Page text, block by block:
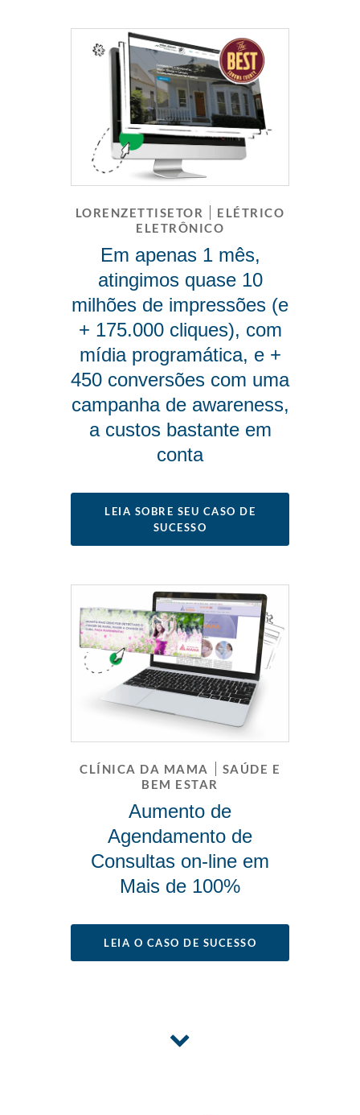
LORENZETTISETOR
ELÉTRICO
ELETRÔNICO
Em apenas 1 mês,
atingimos quase 10
milhões de impressões (e
+ 175.000 cliques), com
mídia programática, e +
450 conversões com uma
campanha de awareness,
a custos bastante em
conta
LEIA SOBRE SEU CASO DE
SUCESSO
CLÍNICA DA MAMA
SAÚDE E
BEM ESTAR
Aumento de
Agendamento de
Consultas on-line em
Mais de 100%
LEIA O CASO DE SUCESSO